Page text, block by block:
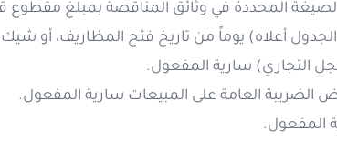
المحددة في وثائق المناقصة بمبلغ مقطوع
أعلاه) يوماً من تاريخ فتح المظاريف، أو